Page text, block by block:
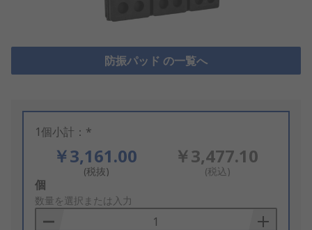
防振パッド の一覧へ
1個小計：*
￥3,161.00
(税抜)
￥3,477.10
(税込)
Add
to
Basket
個
数量を選択または入力